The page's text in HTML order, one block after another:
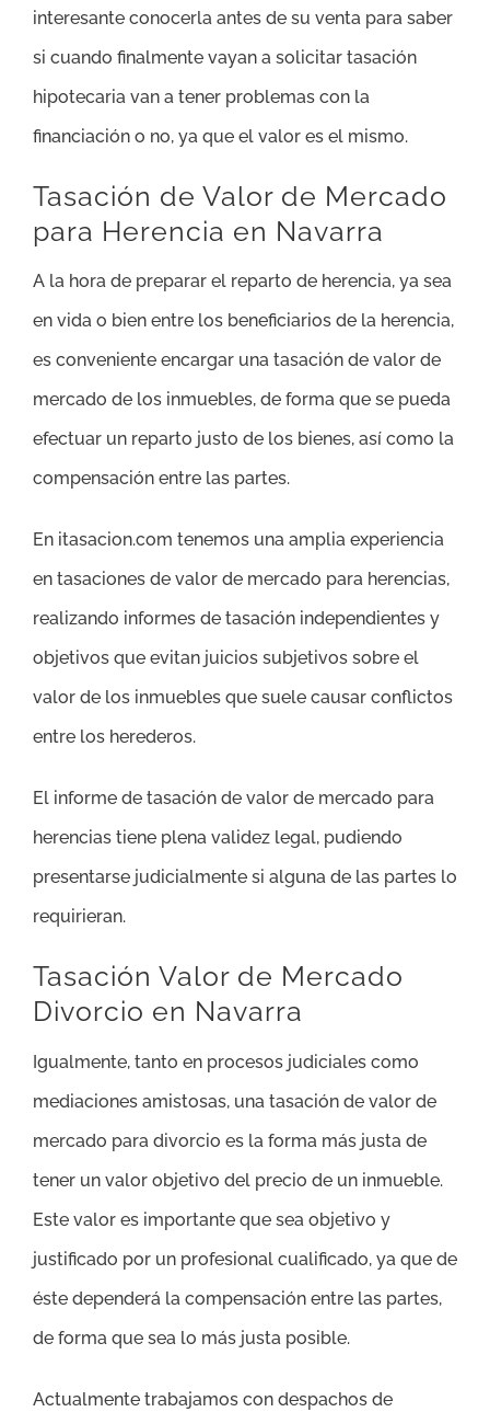
interesante conocerla antes de su venta para saber
si cuando finalmente vayan a solicitar tasación
hipotecaria van a tener problemas con la
financiación o no, ya que el valor es el mismo.
Tasación de Valor de Mercado
para Herencia en Navarra
A la hora de preparar el reparto de herencia, ya sea
en vida o bien entre los beneficiarios de la herencia,
es conveniente encargar una tasación de valor de
mercado de los inmuebles, de forma que se pueda
efectuar un reparto justo de los bienes, así como la
compensación entre las partes.
En itasacion.com tenemos una amplia experiencia
en tasaciones de valor de mercado para herencias,
realizando informes de tasación independientes y
objetivos que evitan juicios subjetivos sobre el
valor de los inmuebles que suele causar conflictos
entre los herederos.
El informe de tasación de valor de mercado para
herencias tiene plena validez legal, pudiendo
presentarse judicialmente si alguna de las partes lo
requirieran.
Tasación Valor de Mercado
Divorcio en Navarra
Igualmente, tanto en procesos judiciales como
mediaciones amistosas, una tasación de valor de
mercado para divorcio es la forma más justa de
tener un valor objetivo del precio de un inmueble.
Este valor es importante que sea objetivo y
justificado por un profesional cualificado, ya que de
éste dependerá la compensación entre las partes,
de forma que sea lo más justa posible.
Actualmente trabajamos con despachos de